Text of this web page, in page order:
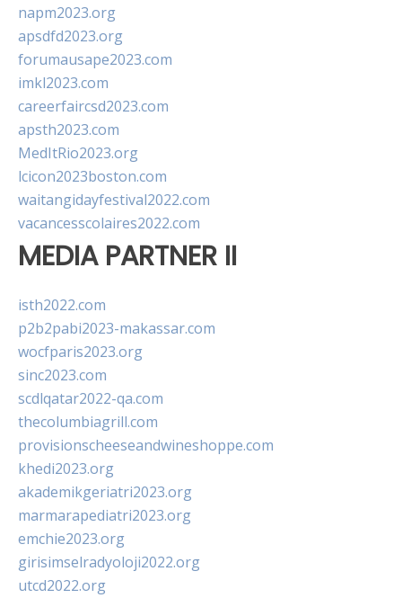
napm2023.org
apsdfd2023.org
forumausape2023.com
imkl2023.com
careerfaircsd2023.com
apsth2023.com
MedItRio2023.org
lcicon2023boston.com
waitangidayfestival2022.com
vacancesscolaires2022.com
MEDIA PARTNER II
isth2022.com
p2b2pabi2023-makassar.com
wocfparis2023.org
sinc2023.com
scdlqatar2022-qa.com
thecolumbiagrill.com
provisionscheeseandwineshoppe.com
khedi2023.org
akademikgeriatri2023.org
marmarapediatri2023.org
emchie2023.org
girisimselradyoloji2022.org
utcd2022.org